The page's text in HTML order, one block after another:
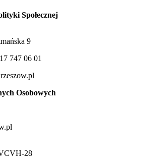
Społecznej
9
747 06 01
Osobowych
28